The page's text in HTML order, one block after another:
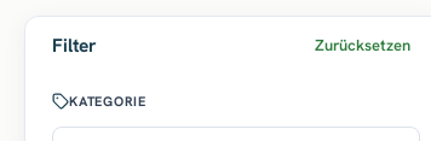
Filter Zurücksetzen
KATEGORIE